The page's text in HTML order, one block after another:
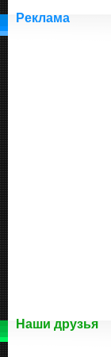
Реклама
Наши друзья